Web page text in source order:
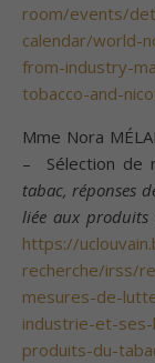
room/events/
calendar/world-
from-industry-
tobacco-and-
Mme Nora
– Sélection de
tabac, réponses
liée aux
https://
recherche/irss/
mesures-de-
industrie-et-
produits-du-